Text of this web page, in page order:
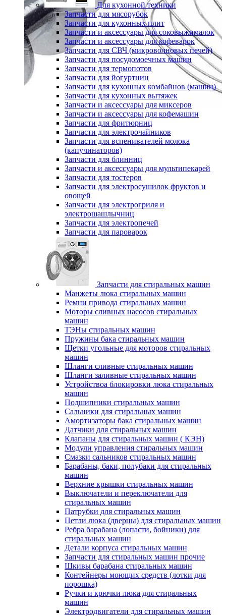
Для кухонной техники
Запчасти для мясорубок
Запчасти для кухонных плит
Запчасти и аксессуары для соковыжималок
Запчасти и аксессуары для кофеварок
Запчасти для СВЧ (микроволновых печей)
Запчасти для посудомоечных машин
Запчасти для термопотов
Запчасти для йогуртниц
Запчасти для кухонных комбайнов (машин)
Запчасти для кухонных вытяжек
Запчасти и аксессуары для миксеров
Запчасти и аксессуары для кофемашин
Запчасти для фритюрниц
Запчасти для электрочайников
Запчасти для вспенивателей молока
(капучинаторов)
Запчасти для блинниц
Запчасти и аксессуары для мультипекарей
Запчасти для тостеров
Запчасти для электросушилок фруктов и
овощей
Запчасти для электрогриля и
электрошашлычниц
Запчасти для электропечей
Запчасти для пароварок
Запчасти для стиральных машин
Манжеты люка стиральных машин
Ремни привода стиральных машин
Моторы сливных насосов стиральных
машин
ТЭНы стиральных машин
Пружины бака стиральных машин
Щетки угольные для моторов стиральных
машин
Шланги сливные стиральных машин
Шланги заливные стиральных машин
Устройствоа блокировки люка стиральных
машин
Подшипники стиральных машин
Сальники для стиральных машин
Амортизаторы бака стиральных машин
Датчики для стиральных машин
Клапаны для стиральных машин ( КЭН)
Модули управления стиральных машин
Смазки сальников стиральных машин
Барабаны, баки, полубаки для стиральных
машин
Верхние крышки стиральных машин
Выключатели и переключатели для
стиральных машин
Патрубки для стиральных машин
Петли люка (дверцы) для стиральных машин
Ребра барабана (лопасти, бойники) для
стиральных машин
Детали корпуса стиральных машин
Запчасти для стиральных машин прочие
Шкивы барабана стиральных машин
Контейнеры моющих средств (лотки для
порошка)
Ручки и крючки люка для стиральных
машин
Электродвигатели для стиральных машин